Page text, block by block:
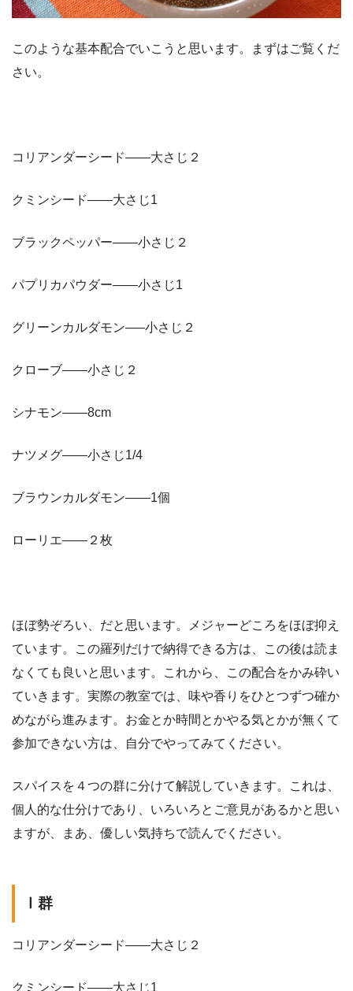
このような基本配合でいこうと思います。まずはご覧くだ
さい。
コリアンダーシード——大さじ２
クミンシード——大さじ1
ブラックペッパー——小さじ２
パプリカパウダー——小さじ1
グリーンカルダモン—–小さじ２
クローブ——小さじ２
シナモン——8cm
ナツメグ——小さじ1/4
ブラウンカルダモン——1個
ローリエ——２枚
ほぼ勢ぞろい、だと思います。メジャーどころをほぼ抑え
ています。この羅列だけで納得できる方は、この後は読ま
なくても良いと思います。これから、この配合をかみ砕い
ていきます。実際の教室では、味や香りをひとつずつ確か
めながら進みます。お金とか時間とかやる気とかが無くて
参加できない方は、自分でやってみてください。
スパイスを４つの群に分けて解説していきます。これは、
個人的な仕分けであり、いろいろとご意見があるかと思い
ますが、まあ、優しい気持ちで読んでください。
Ⅰ群
コリアンダーシード——大さじ２
クミンシード——大さじ1